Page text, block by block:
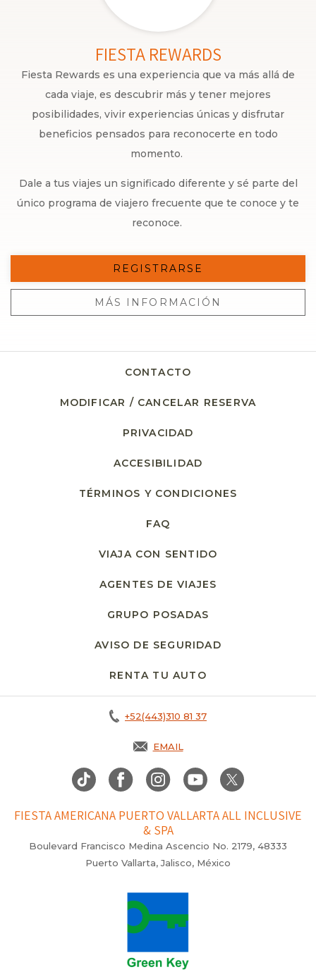
FIESTA REWARDS
Fiesta Rewards es una experiencia que va más allá de
cada viaje, es descubrir más y tener mejores
posibilidades, vivir experiencias únicas y disfrutar
beneficios pensados para reconocerte en todo
momento.
Dale a tus viajes un significado diferente y sé parte del
único programa de viajero frecuente que te conoce y te
reconoce.
REGISTRARSE
MÁS INFORMACIÓN
CONTACTO
MODIFICAR / CANCELAR RESERVA
PRIVACIDAD
ACCESIBILIDAD
TÉRMINOS Y CONDICIONES
FAQ
VIAJA CON SENTIDO
AGENTES DE VIAJES
GRUPO POSADAS
AVISO DE SEGURIDAD
RENTA TU AUTO
+52(443)310 81 37
EMAIL
FIESTA AMERICANA PUERTO VALLARTA ALL INCLUSIVE
& SPA
Boulevard Francisco Medina Ascencio No. 2179, 48333
Puerto Vallarta, Jalisco, México